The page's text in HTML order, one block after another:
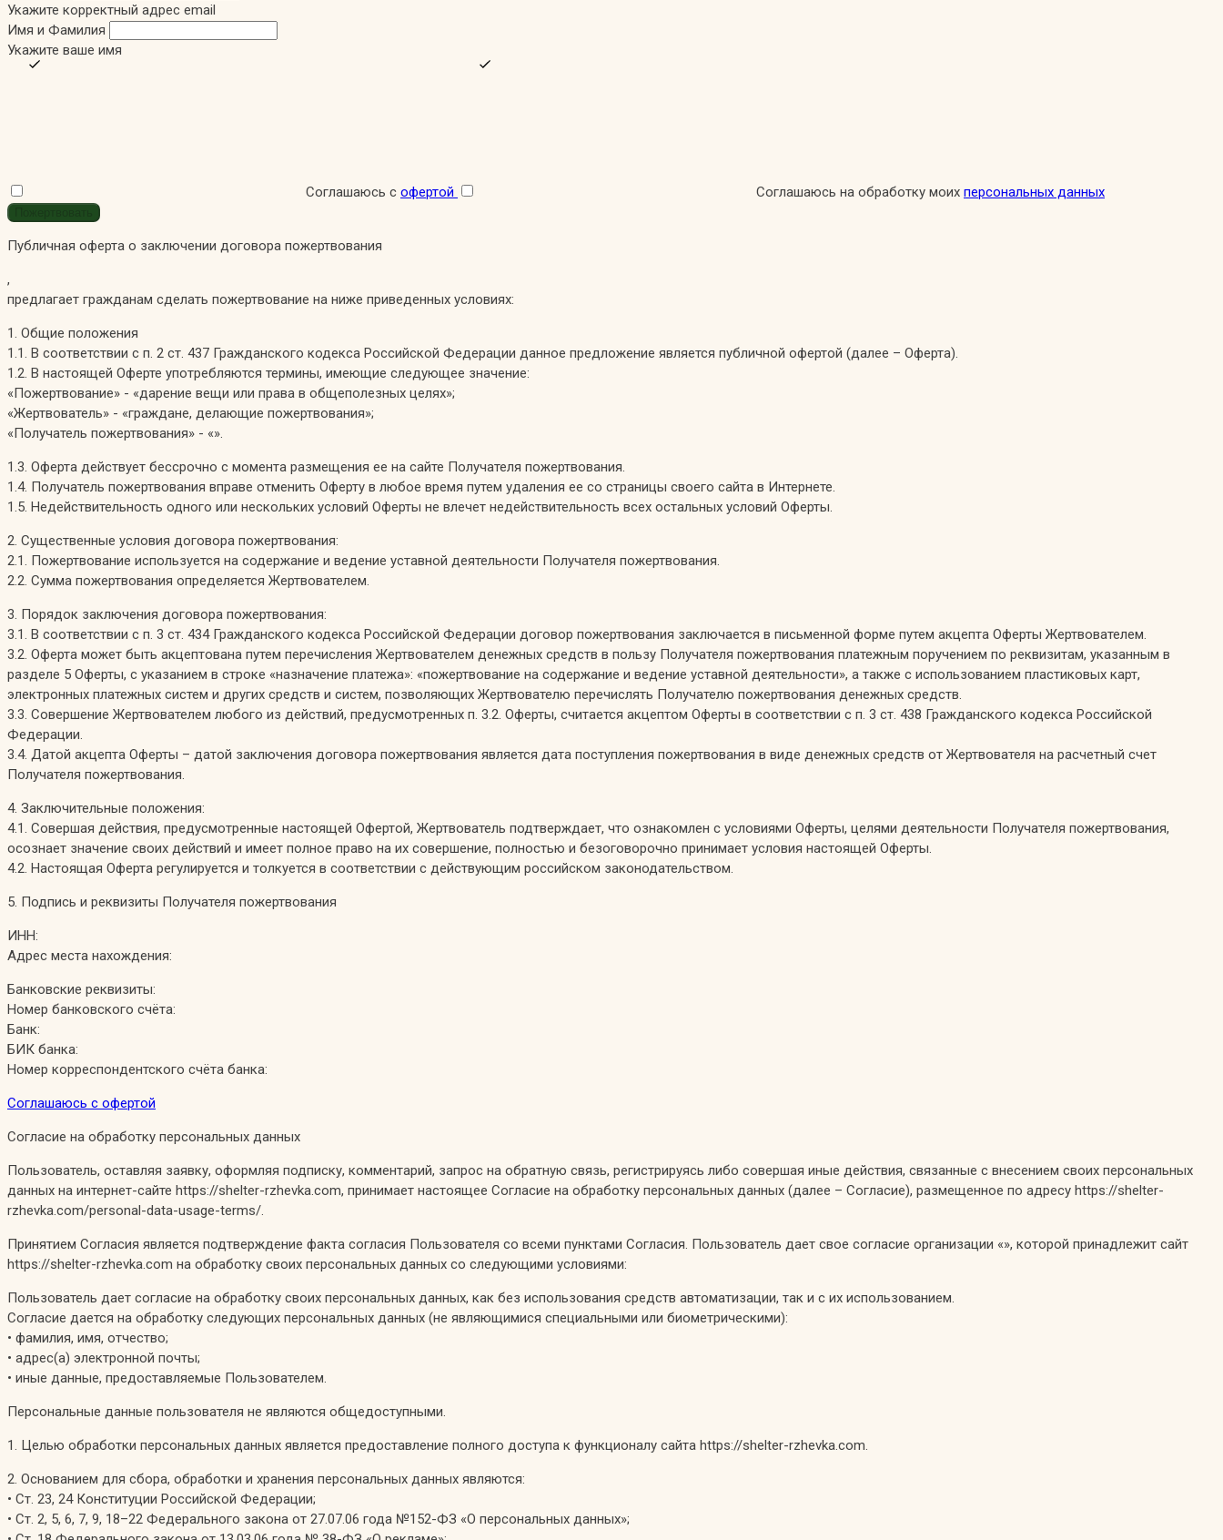
Укажите корректный адрес email
Имя и Фамилия
Укажите ваше имя
Соглашаюсь с офертой Соглашаюсь на обработку моих персональных данных
Публичная оферта о заключении договора пожертвования
,
предлагает гражданам сделать пожертвование на ниже приведенных условиях:
1. Общие положения
1.1. В соответствии с п. 2 ст. 437 Гражданского кодекса Российской Федерации данное предложение является публичной офертой (далее – Оферта).
1.2. В настоящей Оферте употребляются термины, имеющие следующее значение:
«Пожертвование» - «дарение вещи или права в общеполезных целях»;
«Жертвователь» - «граждане, делающие пожертвования»;
«Получатель пожертвования» - «».
1.3. Оферта действует бессрочно с момента размещения ее на сайте Получателя пожертвования.
1.4. Получатель пожертвования вправе отменить Оферту в любое время путем удаления ее со страницы своего сайта в Интернете.
1.5. Недействительность одного или нескольких условий Оферты не влечет недействительность всех остальных условий Оферты.
2. Существенные условия договора пожертвования:
2.1. Пожертвование используется на содержание и ведение уставной деятельности Получателя пожертвования.
2.2. Сумма пожертвования определяется Жертвователем.
3. Порядок заключения договора пожертвования:
3.1. В соответствии с п. 3 ст. 434 Гражданского кодекса Российской Федерации договор пожертвования заключается в письменной форме путем акцепта Оферты Жертвователем.
3.2. Оферта может быть акцептована путем перечисления Жертвователем денежных средств в пользу Получателя пожертвования платежным поручением по реквизитам, указанным в
разделе 5 Оферты, с указанием в строке «назначение платежа»: «пожертвование на содержание и ведение уставной деятельности», а также с использованием пластиковых карт,
электронных платежных систем и других средств и систем, позволяющих Жертвователю перечислять Получателю пожертвования денежных средств.
3.3. Совершение Жертвователем любого из действий, предусмотренных п. 3.2. Оферты, считается акцептом Оферты в соответствии с п. 3 ст. 438 Гражданского кодекса Российской
Федерации.
3.4. Датой акцепта Оферты – датой заключения договора пожертвования является дата поступления пожертвования в виде денежных средств от Жертвователя на расчетный счет
Получателя пожертвования.
4. Заключительные положения:
4.1. Совершая действия, предусмотренные настоящей Офертой, Жертвователь подтверждает, что ознакомлен с условиями Оферты, целями деятельности Получателя пожертвования,
осознает значение своих действий и имеет полное право на их совершение, полностью и безоговорочно принимает условия настоящей Оферты.
4.2. Настоящая Оферта регулируется и толкуется в соответствии с действующим российском законодательством.
5. Подпись и реквизиты Получателя пожертвования
ИНН:
Адрес места нахождения:
Банковские реквизиты:
Номер банковского счёта:
Банк:
БИК банка:
Номер корреспондентского счёта банка:
Соглашаюсь с офертой
Согласие на обработку персональных данных
Пользователь, оставляя заявку, оформляя подписку, комментарий, запрос на обратную связь, регистрируясь либо совершая иные действия, связанные с внесением своих персональных
данных на интернет-сайте https://shelter-rzhevka.com, принимает настоящее Согласие на обработку персональных данных (далее – Согласие), размещенное по адресу https://shelter-
rzhevka.com/personal-data-usage-terms/.
Принятием Согласия является подтверждение факта согласия Пользователя со всеми пунктами Согласия. Пользователь дает свое согласие организации «», которой принадлежит сайт
https://shelter-rzhevka.com на обработку своих персональных данных со следующими условиями:
Пользователь дает согласие на обработку своих персональных данных, как без использования средств автоматизации, так и с их использованием.
Согласие дается на обработку следующих персональных данных (не являющимися специальными или биометрическими):
• фамилия, имя, отчество;
• адрес(а) электронной почты;
• иные данные, предоставляемые Пользователем.
Персональные данные пользователя не являются общедоступными.
1. Целью обработки персональных данных является предоставление полного доступа к функционалу сайта https://shelter-rzhevka.com.
2. Основанием для сбора, обработки и хранения персональных данных являются:
• Ст. 23, 24 Конституции Российской Федерации;
• Ст. 2, 5, 6, 7, 9, 18–22 Федерального закона от 27.07.06 года №152-ФЗ «О персональных данных»;